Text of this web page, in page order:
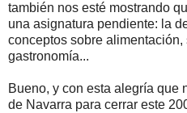
también nos esté mostrando
una asignatura pendiente: la
conceptos sobre
gastronomía...
Bueno, y con esta alegría que
de Navarra para cerrar este